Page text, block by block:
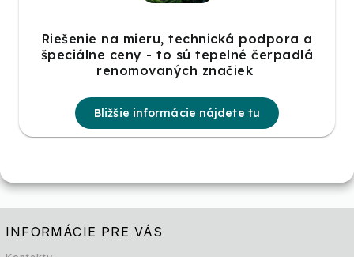
Riešenie na mieru, technická podpora a
špeciálne ceny - to sú tepelné čerpadlá
renomovaných značiek
Bližšie informácie nájdete tu
INFORMÁCIE PRE VÁS